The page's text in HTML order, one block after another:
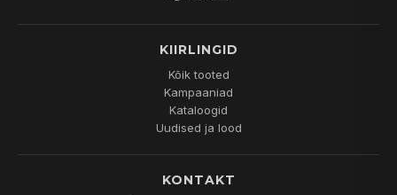
KIIRLINGID
Kõik tooted
Kampaaniad
Kataloogid
Uudised ja lood
KONTAKT